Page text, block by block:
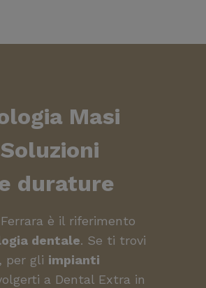
Masi
durature
è il riferimento
dentale. Se ti trovi
, per gli impianti
a Dental Extra in